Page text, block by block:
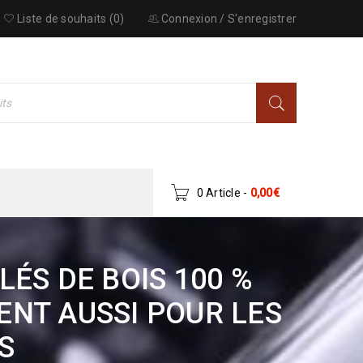
Connexion / S'enregistrer
Liste de souhaits (0)
0 Article - 0,00€
DE BOIS 100 %
AUSSI POUR LES